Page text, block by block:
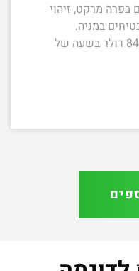
בפרה מרקט, זיהוי
במניה.
בניית עסקה בשלבים ורווח של 843 דולר בשעה של